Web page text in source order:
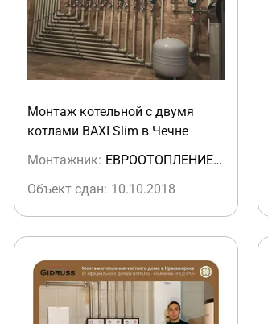
Монтаж котельной с двумя
котлами BAXI Slim в Чечне
Монтажник:
ЕВРООТОПЛЕНИЕ (Аргун)
Объект сдан: 10.10.2018